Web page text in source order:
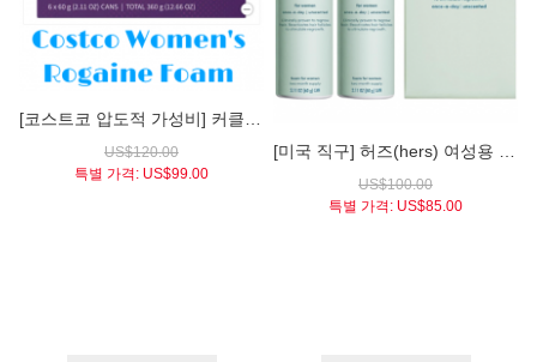
[코스트코 압도적 가성비] 커클랜드® 미녹시딜 폼 5% (여성용 / 무스타입 / 6병 / 대용량 / 12개월분)
US$120.00
특별 가격: US$99.00
[미국 직구] 허즈(hers) 여성용 미녹시딜 5% 모발 재생 폼 (4개월분) - 하루 한 번으로 끝내는 정수리 케어
US$100.00
특별 가격: US$85.00